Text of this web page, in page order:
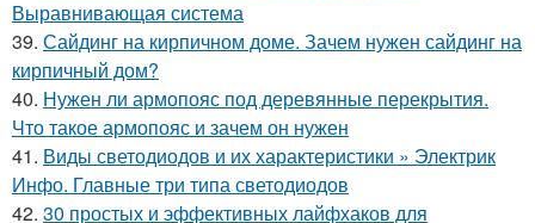
Выравнивающая система
39. Сайдинг на кирпичном доме. Зачем нужен сайдинг на
кирпичный дом?
40. Нужен ли армопояс под деревянные перекрытия.
Что такое армопояс и зачем он нужен
41. Виды светодиодов и их характеристики » Электрик
Инфо. Главные три типа светодиодов
42. 30 простых и эффективных лайфхаков для